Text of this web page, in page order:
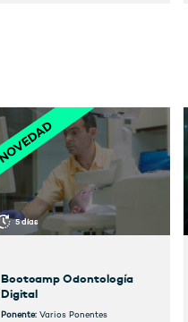
5 días
Bootcamp Odontología
Digital
Ponente: Varios Ponentes